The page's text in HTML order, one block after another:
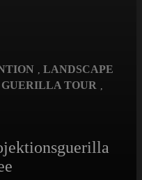
LANDSCAPE
TOUR